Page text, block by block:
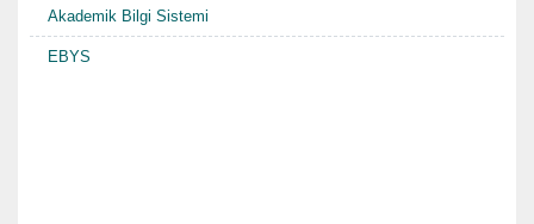
Akademik Bilgi Sistemi
EBYS